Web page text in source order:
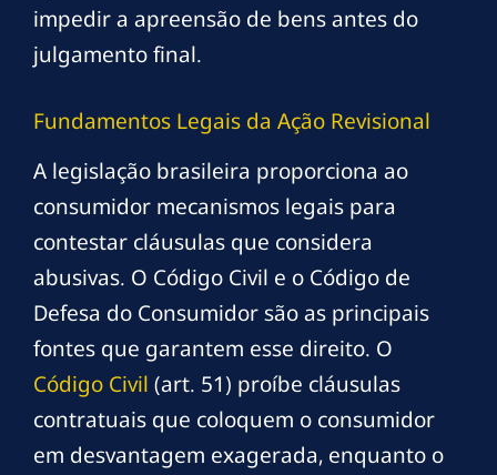
impedir a apreensão de bens antes do
julgamento final.
Fundamentos Legais da Ação Revisional
A legislação brasileira proporciona ao
consumidor mecanismos legais para
contestar cláusulas que considera
abusivas. O Código Civil e o Código de
Defesa do Consumidor são as principais
fontes que garantem esse direito. O
Código Civil (art. 51) proíbe cláusulas
contratuais que coloquem o consumidor
em desvantagem exagerada, enquanto o